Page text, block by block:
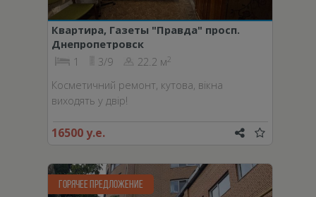
Квартира, Газеты "Правда" просп.
Днепропетровск
1
3/9 22.2 м2
Косметичний ремонт, кутова, вікна
виходять у двір!
16500 у.е.
ГОРЯЧЕЕ ПРЕДЛОЖЕНИЕ